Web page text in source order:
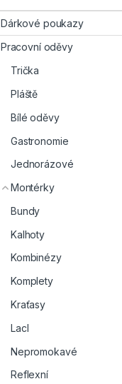
Dárkové poukazy
Pracovní oděvy
Trička
Pláště
Bílé oděvy
Gastronomie
Jednorázové
Montérky
Bundy
Kalhoty
Kombinézy
Komplety
Kraťasy
Lacl
Nepromokavé
Reflexní